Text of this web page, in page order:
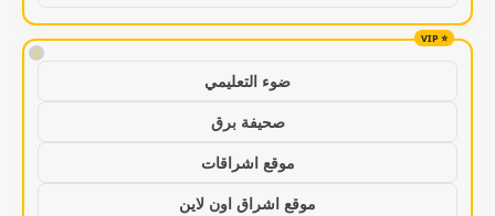
!
ضوء التعليمي
صحيفة برق
موقع اشراقات
موقع اشراق اون لاين